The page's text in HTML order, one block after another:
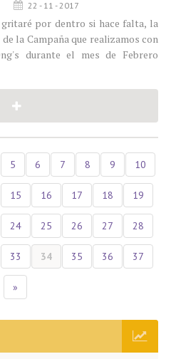
22 - 11 - 2017
por dentro si hace falta, la
la Campaña que realizamos con
durante el mes de Febrero
5 6 7 8 9 10
15 16 17 18 19
24 25 26 27 28
33 34 35 36 37
»